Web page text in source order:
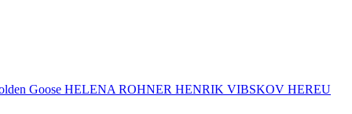
Goose HELENA ROHNER HENRIK VIBSKOV HEREU